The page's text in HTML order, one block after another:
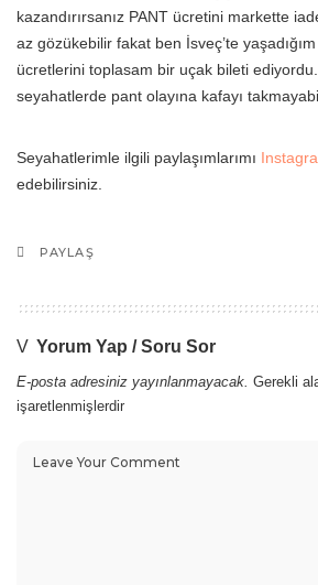
kazandırırsanız PANT ücretini markette
az gözükebilir fakat ben İsveç’te
ücretlerini toplasam bir uçak bileti
seyahatlerde pant olayına kafayı
Seyahatlerimle ilgili paylaşımlarımı
edebilirsiniz.
PAYLAŞ
Yorum Yap / Soru Sor
E-posta adresiniz yayınlanmayacak. Gerekli
işaretlenmişlerdir